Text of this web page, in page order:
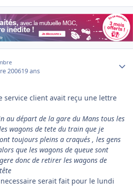
200619 ans
service client avait reçu une lettre
au départ de la gare du Mans tous les
wagons de tete du train que je
toujours pleins a craqués , les gens
que les wagons de queue sont
donc de retirer les wagons de
serait fait pour le lundi